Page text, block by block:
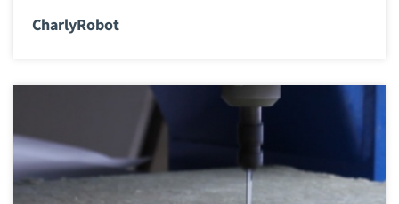
CharlyRobot